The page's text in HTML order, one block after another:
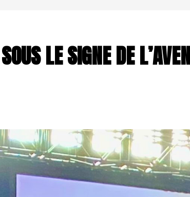
LE SIGNE DE